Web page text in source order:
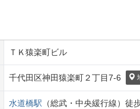
ＴＫ猿楽町ビル
千代田区神田猿楽町２丁目7-6
水道橋駅 （総武・中央緩行線） 徒